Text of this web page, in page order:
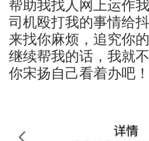
帮助我找人网上运作
司机殴打我的事情给
来找你麻烦，追究你
继续帮我的话，我就
你宋扬自己看着办吧！